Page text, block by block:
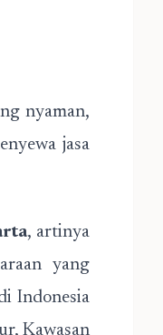
nyaman,
jasa
, artinya
yang
Indonesia
Kawasan